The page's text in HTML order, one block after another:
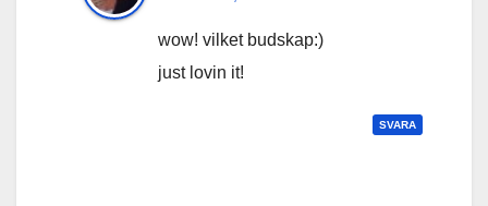
wow! vilket budskap:)
just lovin it!
SVARA